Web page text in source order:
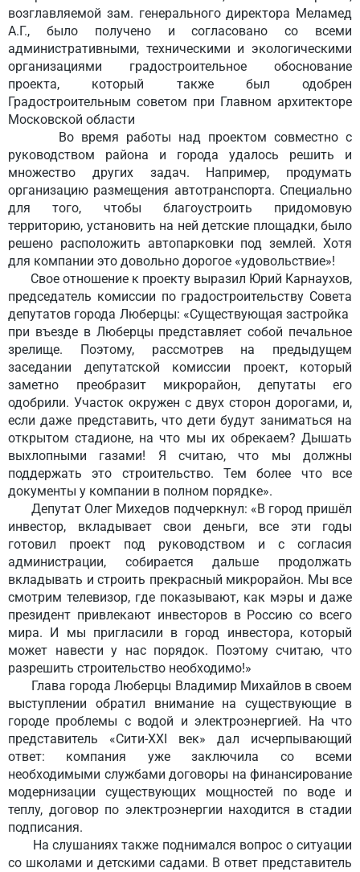
возглавляемой зам. генерального директора Меламед
А.Г., было получено и согласовано со всеми
административными, техническими и экологическими
организациями градостроительное обоснование
проекта, который также был одобрен
Градостроительным советом при Главном архитекторе
Московской области
Во время работы над проектом совместно с
руководством района и города удалось решить и
множество других задач. Например, продумать
организацию размещения автотранспорта. Специально
для того, чтобы благоустроить придомовую
территорию, установить на ней детские площадки, было
решено расположить автопарковки под землей. Хотя
для компании это довольно дорогое «удовольствие»!
Свое отношение к проекту выразил Юрий Карнаухов,
председатель комиссии по градостроительству Совета
депутатов города Люберцы: «Существующая застройка
при въезде в Люберцы представляет собой печальное
зрелище. Поэтому, рассмотрев на предыдущем
заседании депутатской комиссии проект, который
заметно преобразит микрорайон, депутаты его
одобрили. Участок окружен с двух сторон дорогами, и,
если даже представить, что дети будут заниматься на
открытом стадионе, на что мы их обрекаем? Дышать
выхлопными газами! Я считаю, что мы должны
поддержать это строительство. Тем более что все
документы у компании в полном порядке».
Депутат Олег Михедов подчеркнул: «В город пришёл
инвестор, вкладывает свои деньги, все эти годы
готовил проект под руководством и с согласия
администрации, собирается дальше продолжать
вкладывать и строить прекрасный микрорайон. Мы все
смотрим телевизор, где показывают, как мэры и даже
президент привлекают инвесторов в Россию со всего
мира. И мы пригласили в город инвестора, который
может навести у нас порядок. Поэтому считаю, что
разрешить строительство необходимо!»
Глава города Люберцы Владимир Михайлов в своем
выступлении обратил внимание на существующие в
городе проблемы с водой и электроэнергией. На что
представитель «Сити-XXI век» дал исчерпывающий
ответ: компания уже заключила со всеми
необходимыми службами договоры на финансирование
модернизации существующих мощностей по воде и
теплу, договор по электроэнергии находится в стадии
подписания.
На слушаниях также поднимался вопрос о ситуации
со школами и детскими садами. В ответ представитель